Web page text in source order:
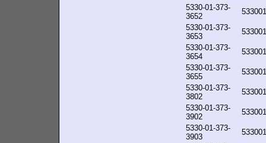
5330-01-373-
3652
5330-01-373-
3653
5330-01-373-
3654
5330-01-373-
3655
5330-01-373-
3802
5330-01-373-
3902
5330-01-373-
3903